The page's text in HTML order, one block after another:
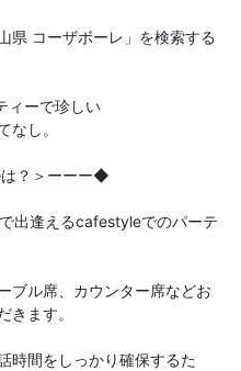
県 コーザボーレ」を検索する
ィーで珍しい
なし。
？＞ーーー◆
出逢えるcafestyleでのパーテ
ブル席、カウンター席などお
きます。
時間をしっかり確保するた